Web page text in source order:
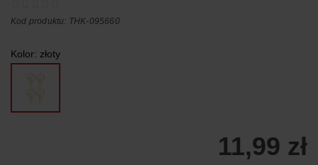
Kod produktu: THK-095660
Kolor: złoty
11,99 zł